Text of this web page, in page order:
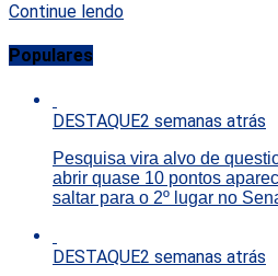
Continue lendo
Populares
DESTAQUE2 semanas atrás
Pesquisa vira alvo de
abrir quase 10 pontos
saltar para o 2º lugar no
DESTAQUE2 semanas atrás